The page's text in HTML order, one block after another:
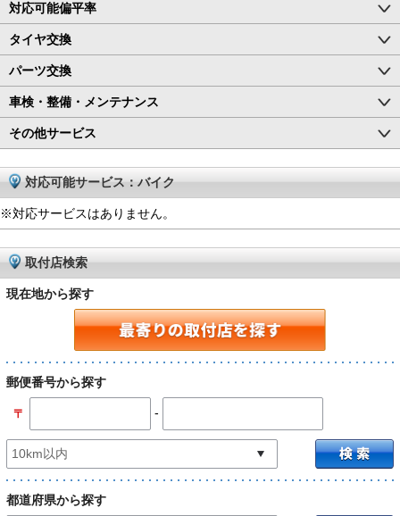
対応可能偏平率
タイヤ交換
パーツ交換
車検・整備・メンテナンス
その他サービス
対応可能サービス：バイク
※対応サービスはありません。
取付店検索
現在地から探す
郵便番号から探す
〒 -
都道府県から探す